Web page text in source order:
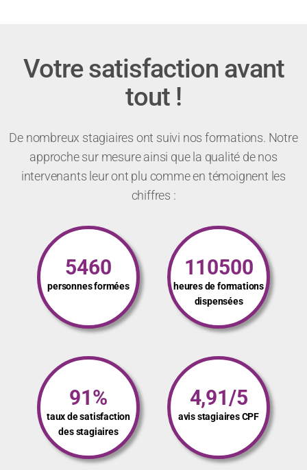
Votre satisfaction avant
tout !
De nombreux stagiaires ont suivi nos formations. Notre
approche sur mesure ainsi que la qualité de nos
intervenants leur ont plu comme en témoignent les
chiffres :
5460
personnes formées
110500
heures de formations
dispensées
91%
taux de satisfaction
des stagiaires
4,91/5
avis stagiaires CPF